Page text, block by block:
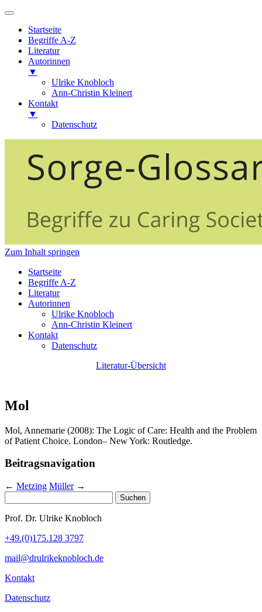
Startseite
Begriffe A-Z
Literatur
Autorinnen
▼
Ulrike Knobloch
Ann-Christin Kleinert
Kontakt
▼
Datenschutz
Caring Societies: Glossar
Sorge-Glossar
Zum Inhalt springen
Startseite
Begriffe A-Z
Literatur
Autorinnen
Ulrike Knobloch
Ann-Christin Kleinert
Kontakt
Datenschutz
Literatur-Übersicht
Mol
Mol, Annemarie (2008): The Logic of Care: Health and the Problem
of Patient Choice. London– New York: Routledge.
Beitragsnavigation
← Metzing Müller→
nach:
Prof. Dr. Ulrike Knobloch
+49.(0)175.128 3797
mail@drulrikeknobloch.de
Kontakt
Datenschutz